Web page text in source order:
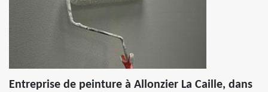
Entreprise de peinture à Allonzier La Caille, dans